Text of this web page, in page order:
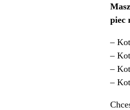
piec
–
–
–
–